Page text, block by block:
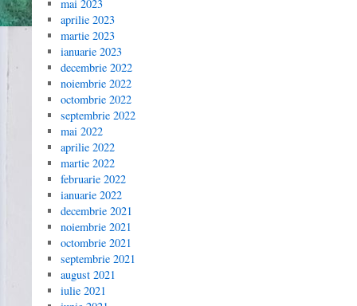
mai 2023
aprilie 2023
martie 2023
ianuarie 2023
decembrie 2022
noiembrie 2022
octombrie 2022
septembrie 2022
mai 2022
aprilie 2022
martie 2022
februarie 2022
ianuarie 2022
decembrie 2021
noiembrie 2021
octombrie 2021
septembrie 2021
august 2021
iulie 2021